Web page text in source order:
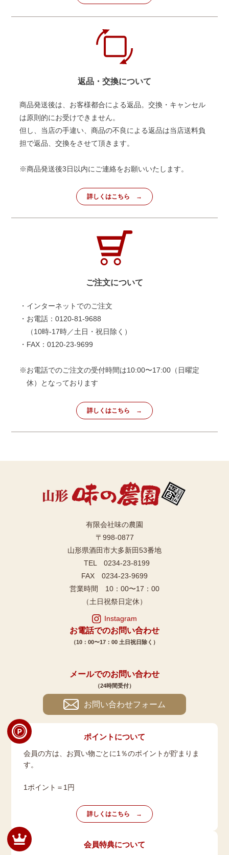
返品・交換について
商品発送後は、お客様都合による返品。交換・キャンセル
は原則的にお受けできません。
但し、当店の手違い、商品の不良による返品は当店送料負
担で返品、交換をさせて頂きます。
※商品発送後3日以内にご連絡をお願いいたします。
詳しくはこちら
ご注文について
・インターネットでのご注文
・お電話：0120-81-9688
（10時-17時／土日・祝日除く）
・FAX：0120-23-9699
※お電話でのご注文の受付時間は10:00〜17:00（日曜定
休）となっております
詳しくはこちら
有限会社味の農園
〒998-0877
山形県酒田市大多新田53番地
TEL 0234-23-8199
FAX 0234-23-9699
営業時間 10：00〜17：00
（土日祝祭日定休）
Instagram
お電話でのお問い合わせ
（10：00〜17：00 土日祝日除く）
メールでのお問い合わせ
（24時間受付）
お問い合わせフォーム
ポイントについて
会員の方は、お買い物ごとに1％のポイントが貯まりま
す。
1ポイント＝1円
詳しくはこちら
会員特典について